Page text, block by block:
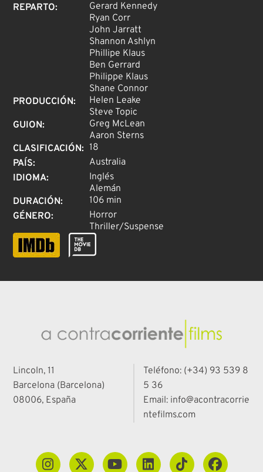
REPARTO:
Gerard Kennedy
Ryan Corr
John Jarratt
Shannon Ashlyn
Phillipe Klaus
Ben Gerrard
Philippe Klaus
Shane Connor
PRODUCCIÓN:
Helen Leake
Steve Topic
GUION:
Greg McLean
Aaron Sterns
CLASIFICACIÓN: 18
PAÍS:
Australia
IDIOMA:
Inglés
Alemán
DURACIÓN:
106 min
GÉNERO:
Horror
Thriller/Suspense
Lincoln, 11
Barcelona (Barcelona)
08006, España
Teléfono: (+34) 93 539 8
5 36
Email: info@acontracorrie
ntefilms.com